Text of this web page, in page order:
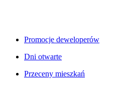
Promocje deweloperów
Dni otwarte
Przeceny mieszkań